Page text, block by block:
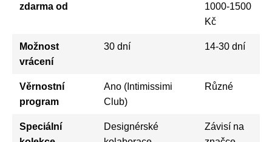
zdarma od
1000-1500
Kč
Možnost
vrácení
30 dní 14-30 dní
Věrnostní
program
Ano (Intimissimi
Club)
Různé
Speciální
Designérské
Závisí na